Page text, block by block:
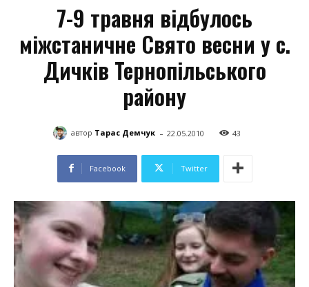
7-9 травня відбулось
міжстаничне Свято весни у с.
Дичків Тернопільського
району
автор Тарас Демчук - 22.05.2010 43
Facebook Twitter